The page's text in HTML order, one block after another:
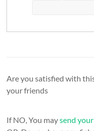
Are you satisfied with
your friends
If NO, You maysend